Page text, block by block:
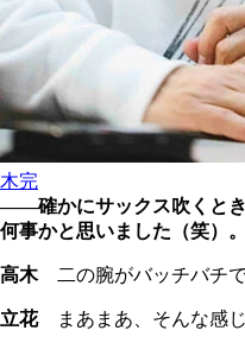
木完
――確かにサックス吹くと
何事かと思いました（笑）。
高木二の腕がバッチバチで
立花まあまあ、そんな感じ